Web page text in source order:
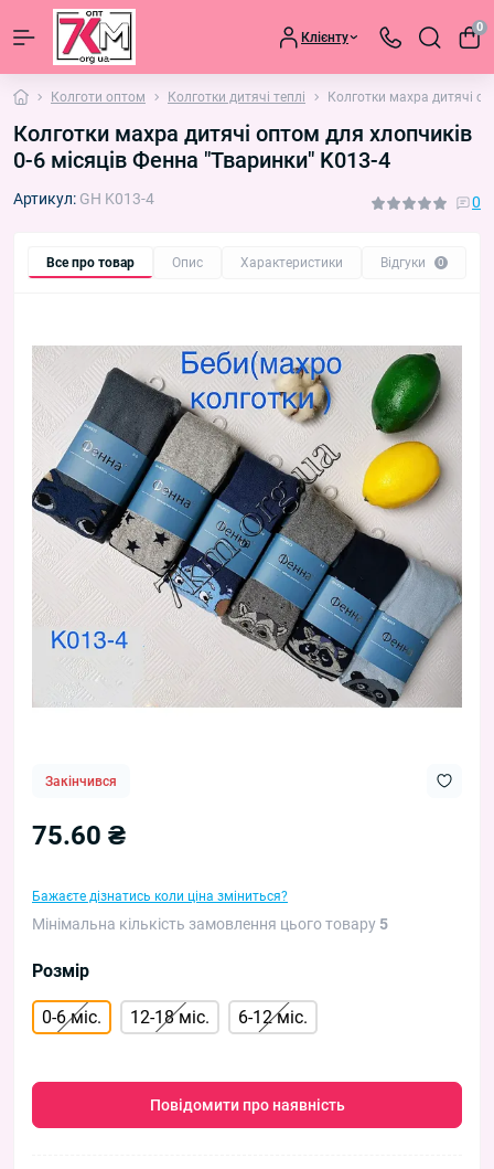
Клієнту
0
Колготи оптом Колготки дитячі теплі Колготки махра дитячі
Колготки махра дитячі оптом для хлопчиків
0-6 місяців Фенна "Тваринки" K013-4
Артикул: GH K013-4 0
Все про товар Опис Характеристики Відгуки 0
Закінчився
75.60 ₴
Бажаєте дізнатись коли ціна зміниться?
Мінімальна кількість замовлення цього товару 5
Розмір
0-6 міс. 12-18 міс. 6-12 міс.
Повідомити про наявність